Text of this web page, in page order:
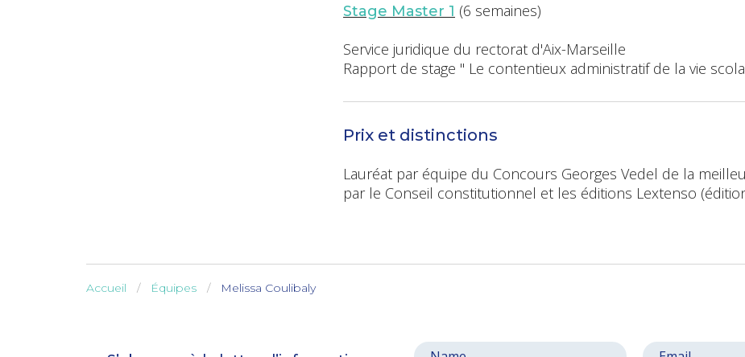
Stage Master 1 (6 semaines)
Service juridique du rectorat d'Aix-Marseille
Rapport de stage " Le contentieux administratif de la vie
Prix et distinctions
Lauréat par équipe du Concours Georges Vedel de la
par le Conseil constitutionnel et les éditions Lextenso
Accueil Équipes Melissa Coulibaly